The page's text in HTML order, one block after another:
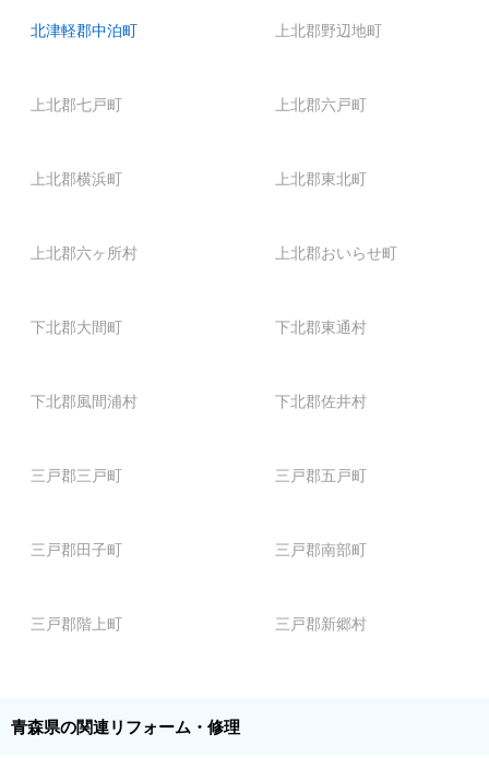
北津軽郡中泊町 上北郡野辺地町
上北郡七戸町 上北郡六戸町
上北郡横浜町 上北郡東北町
上北郡六ヶ所村 上北郡おいらせ町
下北郡大間町 下北郡東通村
下北郡風間浦村 下北郡佐井村
三戸郡三戸町 三戸郡五戸町
三戸郡田子町 三戸郡南部町
三戸郡階上町 三戸郡新郷村
青森県の関連リフォーム・修理